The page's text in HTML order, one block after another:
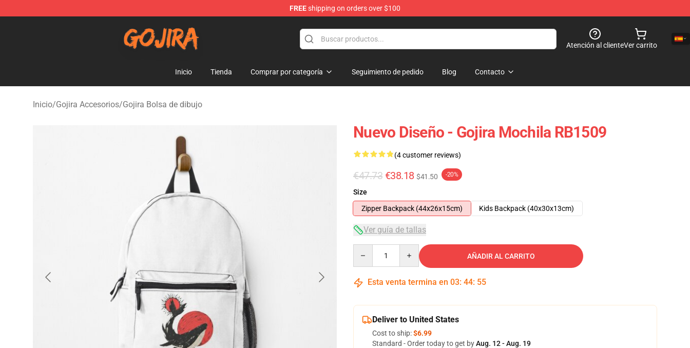
FREEshipping on orders over $100
Atención al clienteVer carrito
Inicio Tienda Comprar por categoría Seguimiento de pedido Blog Contacto
Inicio/Gojira Accesorios/Gojira Bolsa de dibujo
Nuevo Diseño - Gojira Mochila RB1509
(4 customer reviews)
€47.73 €38.18 $41.50 -20%
Size
Zipper Backpack (44x26x15cm)
Kids Backpack (40x30x13cm)
Ver guía de tallas
AÑADIR AL CARRITO
Esta venta termina en 03: 44: 54
Deliver to United States
Cost to ship:$6.99
Standard - Order today to get byAug. 12 - Aug. 19